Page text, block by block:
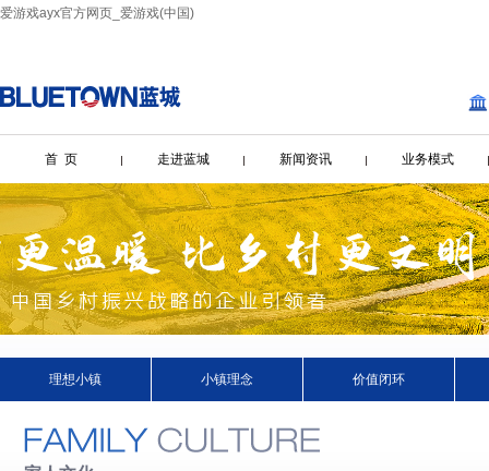
爱游戏ayx官方网页_爱游戏(中国)
首 页 走进蓝城 新闻资讯 业务模式
理想小镇 小镇理念 价值闭环